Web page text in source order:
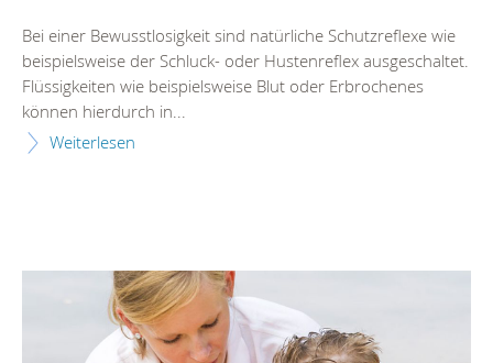
Bei einer Bewusstlosigkeit sind natürliche Schutzreflexe wie
beispielsweise der Schluck- oder Hustenreflex ausgeschaltet.
Flüssigkeiten wie beispielsweise Blut oder Erbrochenes
können hierdurch in...
Weiterlesen